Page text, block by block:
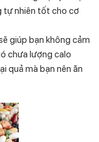
tự nhiên tốt cho cơ
giúp bạn không cảm
chưa lượng calo
quả mà bạn nên ăn